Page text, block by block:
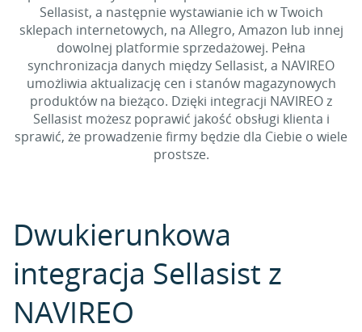
Sellasist, a następnie wystawianie ich w Twoich
sklepach internetowych, na Allegro, Amazon lub innej
dowolnej platformie sprzedażowej. Pełna
synchronizacja danych między Sellasist, a NAVIREO
umożliwia aktualizację cen i stanów magazynowych
produktów na bieżąco. Dzięki integracji NAVIREO z
Sellasist możesz poprawić jakość obsługi klienta i
sprawić, że prowadzenie firmy będzie dla Ciebie o wiele
prostsze.
Dwukierunkowa
integracja Sellasist z
NAVIREO